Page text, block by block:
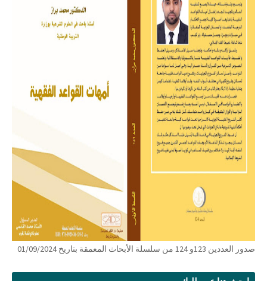
صدور العددين 123و 124 من سلسلة الأبحاث المعمقة بتاريخ 01/09/2024